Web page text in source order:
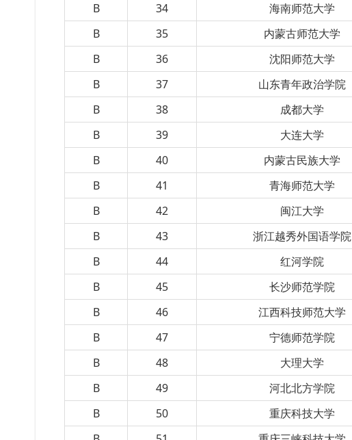
B
34 海南师范大学
B
35 内蒙古师范大学
B
36 沈阳师范大学
B
37 山东青年政治学院
B
38 成都大学
B
39 大连大学
B
40 内蒙古民族大学
B
41 青海师范大学
B
42 闽江大学
B
43 浙江越秀外国语学院
B
44 红河学院
B
45 长沙师范学院
B
46 江西科技师范大学
B
47 宁德师范学院
B
48 大理大学
B
49 河北北方学院
B
50 重庆科技大学